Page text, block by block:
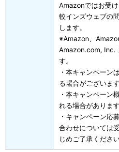
Amazonではお受
較インズウェブの
します。
※Amazon、
Amazon.com, Inc.
す。
・本キャンペーン
る場合がございます
・本キャンペーン
れる場合があります
・キャンペーン応
合わせについては
じめご了承ください